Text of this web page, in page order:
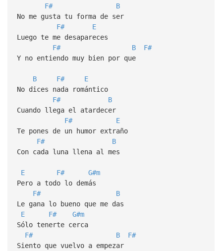
F#
B
No me gusta tu forma de ser
F#
E
Luego te me desapareces
F#
B
F#
Y no entiendo muy bien por que
B F#
E
No dices nada romántico
F#
B
Cuando llega el atardecer
F#
E
Te pones de un humor extraño
F#
B
Con cada luna llena al mes
E F#
G#m
Pero a todo lo demás
F#
B
Le gana lo bueno que me das
E
F#
G#m
Sólo tenerte cerca
F#
B
F#
Siento que vuelvo a empezar